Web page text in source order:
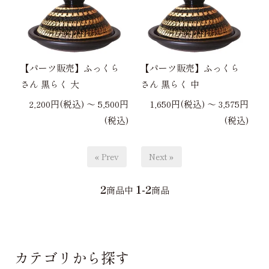
【パーツ販売】ふっくら
さん 黒らく 大
2,200円(税込) 〜 5,500円
(税込)
【パーツ販売】ふっくら
さん 黒らく 中
1,650円(税込) 〜 3,575円
(税込)
« Prev Next »
2商品中 1-2商品
カテゴリから探す